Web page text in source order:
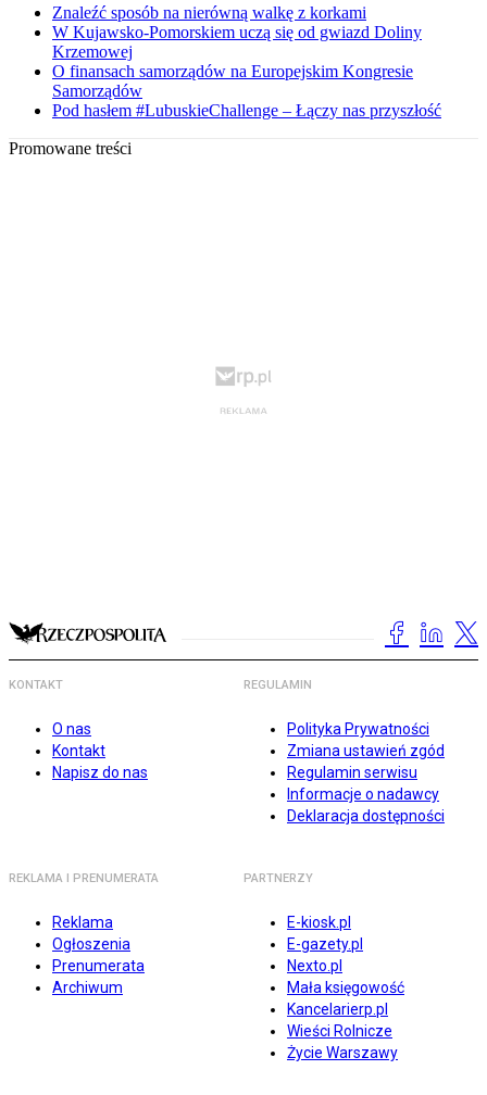
Znaleźć sposób na nierówną walkę z korkami
W Kujawsko-Pomorskiem uczą się od gwiazd Doliny
Krzemowej
O finansach samorządów na Europejskim Kongresie
Samorządów
Pod hasłem #LubuskieChallenge – Łączy nas przyszłość
Promowane treści
KONTAKT
O nas
Kontakt
Napisz do nas
REGULAMIN
Polityka Prywatności
Zmiana ustawień zgód
Regulamin serwisu
Informacje o nadawcy
Deklaracja dostępności
REKLAMA I PRENUMERATA
Reklama
Ogłoszenia
Prenumerata
Archiwum
PARTNERZY
E-kiosk.pl
E-gazety.pl
Nexto.pl
Mała księgowość
Kancelarierp.pl
Wieści Rolnicze
Życie Warszawy